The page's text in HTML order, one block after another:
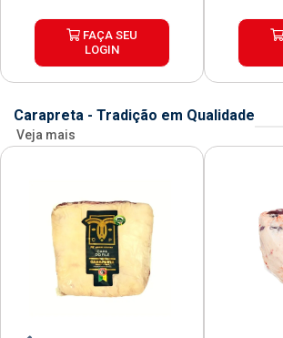
FAÇA SEU
LOGIN
Carapreta - Tradição em Qualidade
Veja mais